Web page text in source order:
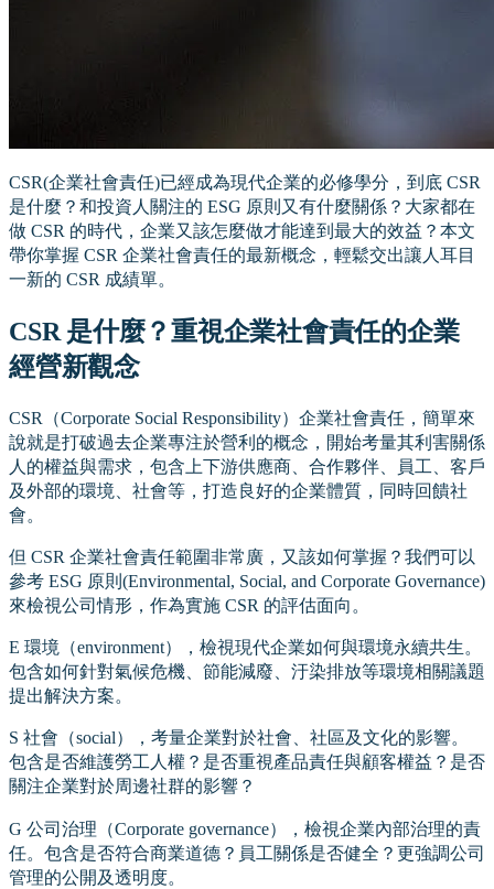
CSR(企業社會責任)已經成為現代企業的必修學分，到底 CSR
是什麼？和投資人關注的 ESG 原則又有什麼關係？大家都在
做 CSR 的時代，企業又該怎麼做才能達到最大的效益？本文
帶你掌握 CSR 企業社會責任的最新概念，輕鬆交出讓人耳目
一新的 CSR 成績單。
CSR 是什麼？重視企業社會責任的企業
經營新觀念
CSR（Corporate Social Responsibility）企業社會責任，簡單來
說就是打破過去企業專注於營利的概念，開始考量其利害關係
人的權益與需求，包含上下游供應商、合作夥伴、員工、客戶
及外部的環境、社會等，打造良好的企業體質，同時回饋社
會。
但 CSR 企業社會責任範圍非常廣，又該如何掌握？我們可以
參考 ESG 原則(Environmental, Social, and Corporate Governance)
來檢視公司情形，作為實施 CSR 的評估面向。
E 環境（environment），檢視現代企業如何與環境永續共生。
包含如何針對氣候危機、節能減廢、汙染排放等環境相關議題
提出解決方案。
S 社會（social），考量企業對於社會、社區及文化的影響。
包含是否維護勞工人權？是否重視產品責任與顧客權益？是否
關注企業對於周邊社群的影響？
G 公司治理（Corporate governance），檢視企業內部治理的責
任。包含是否符合商業道德？員工關係是否健全？更強調公司
管理的公開及透明度。